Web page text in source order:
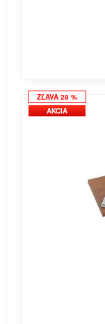
ZĽAVA 28 %
AKCIA